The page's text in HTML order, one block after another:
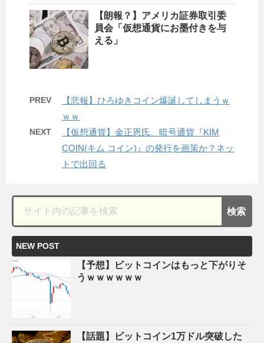
【朗報？】アメリカ証券取引委
員会「仮想通貨にお墨付きを与
える」
PREV
【悲報】ひろゆきコイン爆誕してしまうｗ
ｗｗ
NEXT
【仮想通貨】金正恩氏、暗号通貨『KIM
COIN(キム コイン)』の発行を画策か？ネッ
トで出回る
NEW POST
【予想】ビットコインはもっと下がりそ
うｗｗｗｗｗｗ
【話題】ビットコイン1万ドル突破した